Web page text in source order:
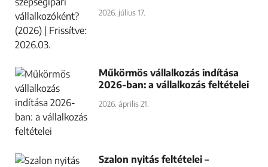
2026. július 17.
Műkörmös vállalkozás indítása
2026-ban: a vállalkozás feltételei
2026. április 21.
Szalon nyitás feltételei –